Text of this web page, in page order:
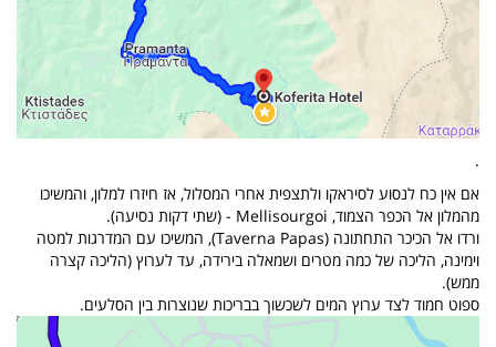
.
אם אין כח לנסוע לסיראקו ולתצפית אחרי המסלול, אז חיזרו למלון, והמשיכו
מהמלון אל הכפר הצמוד, Mellisourgoi - (שתי דקות נסיעה).
ורדו אל הכיכר התחתונה (Taverna Papas), המשיכו עם המדרגות למטה
וימינה, הליכה של כמה מטרים ושמאלה בירידה, עד לערוץ (הליכה קצרה
ממש).
ספוט חמוד לצד ערוץ המים לשכשוך בבריכות שנוצרות בין הסלעים.